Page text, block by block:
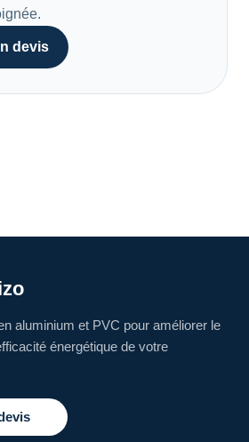
devis
aluminium et PVC pour améliorer le
énergétique de votre